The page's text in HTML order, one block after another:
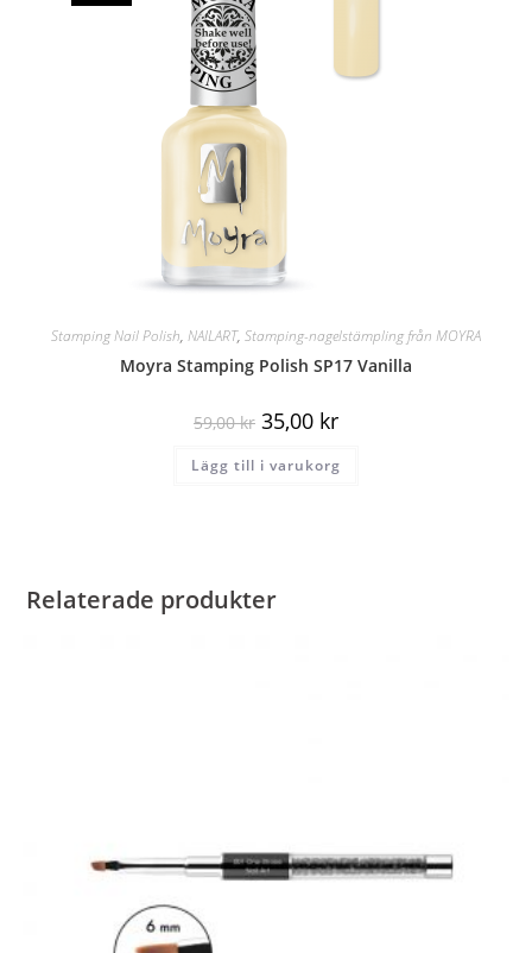
Stamping Nail Polish, NAILART, Stamping-nagelstämpling från MOYRA
Moyra Stamping Polish SP17 Vanilla
59,00kr 35,00 kr
Lägg till i varukorg
Relaterade produkter